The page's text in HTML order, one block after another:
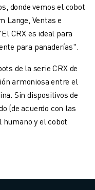
donde vemos el cobot
Lange, Ventas e
CRX es ideal para
para panaderías".
de la serie CRX de
armoniosa entre el
Sin dispositivos de
(de acuerdo con las
humano y el cobot